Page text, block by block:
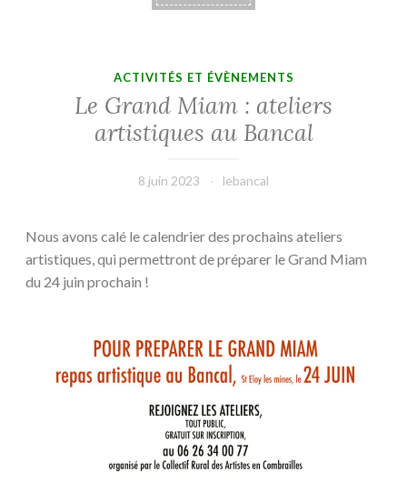
ACTIVITÉS ET ÉVÈNEMENTS
Le Grand Miam : ateliers
artistiques au Bancal
8 juin 2023 lebancal
Nous avons calé le calendrier des prochains ateliers
artistiques, qui permettront de préparer le Grand Miam
du 24 juin prochain !